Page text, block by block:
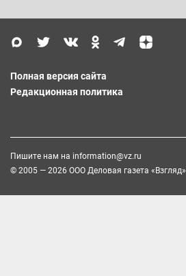
Полная версия сайта
Редакционная политика
Пишите нам на information@vz.ru
© 2005 — 2026 ООО Деловая газета «Взгляд»